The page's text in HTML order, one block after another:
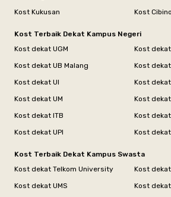
Kost Kukusan
Kost
Kost Terbaik Dekat Kampus Negeri
Kost dekat UGM
Kost dekat
Kost dekat UB Malang
Kost
Kost dekat UI
Kost dekat
Kost dekat UM
Kost dekat
Kost dekat ITB
Kost dekat
Kost dekat UPI
Kost dekat
Kost Terbaik Dekat Kampus Swasta
Kost dekat Telkom University
Kost
Kost dekat UMS
Kost